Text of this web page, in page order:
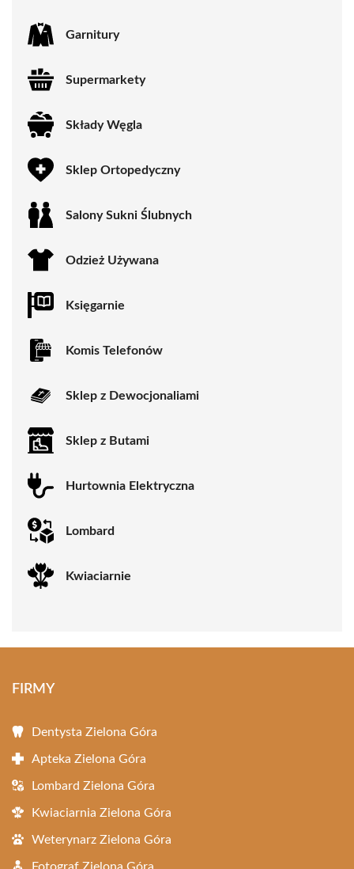
Garnitury
Supermarkety
Składy Węgla
Sklep Ortopedyczny
Salony Sukni Ślubnych
Odzież Używana
Księgarnie
Komis Telefonów
Sklep z Dewocjonaliami
Sklep z Butami
Hurtownia Elektryczna
Lombard
Kwiaciarnie
FIRMY
Dentysta Zielona Góra
Apteka Zielona Góra
Lombard Zielona Góra
Kwiaciarnia Zielona Góra
Weterynarz Zielona Góra